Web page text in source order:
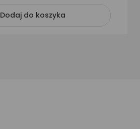
Dodaj do koszyka